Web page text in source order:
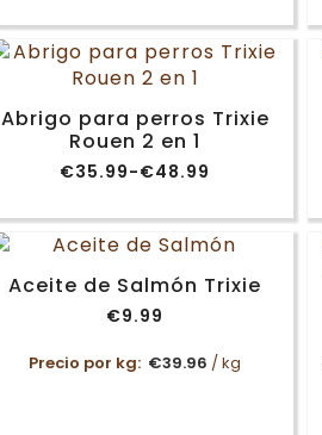
precios:
desde
€34.99
hasta
Abrigo para perros Trixie
Rouen 2 en 1
€35.99-€48.99
Rango
precios:
desde
€35.99
hasta
€48.99
Aceite de Salmón Trixie
€9.99
Precio por kg: €39.96 / kg